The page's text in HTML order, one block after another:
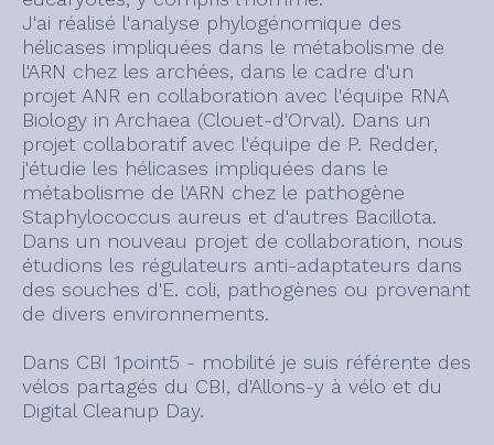
J'ai réalisé l'analyse phylogénomique des
hélicases impliquées dans le métabolisme de
l'ARN chez les archées, dans le cadre d'un
projet ANR en collaboration avec l'équipe RNA
Biology in Archaea (Clouet-d'Orval). Dans un
projet collaboratif avec l'équipe de P. Redder,
j'étudie les hélicases impliquées dans le
métabolisme de l'ARN chez le pathogène
Staphylococcus aureus et d'autres Bacillota.
Dans un nouveau projet de collaboration, nous
étudions les régulateurs anti-adaptateurs dans
des souches d'E. coli, pathogènes ou provenant
de divers environnements.
Dans CBI 1point5 - mobilité je suis référente des
vélos partagés du CBI, d'Allons-y à vélo et du
Digital Cleanup Day.